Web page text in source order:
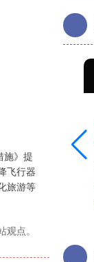
》提
飞行器
旅游等
点。